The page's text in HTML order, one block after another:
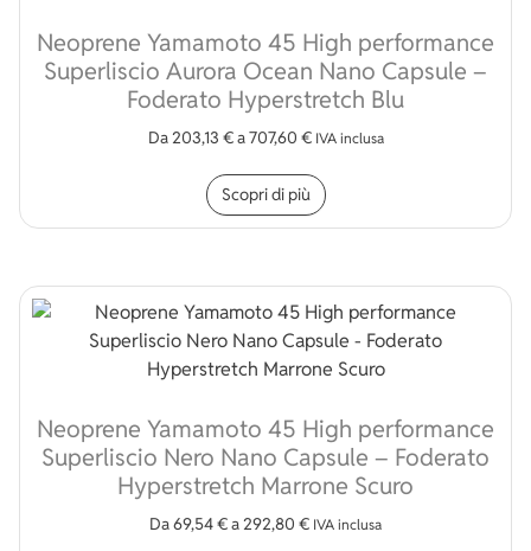
Neoprene Yamamoto 45 High performance
Superliscio Aurora Ocean Nano Capsule –
Foderato Hyperstretch Blu
Da203,13 €a707,60 € IVA inclusa
Scopri di più
Neoprene Yamamoto 45 High performance
Superliscio Nero Nano Capsule – Foderato
Hyperstretch Marrone Scuro
Da69,54€a292,80 € IVA inclusa